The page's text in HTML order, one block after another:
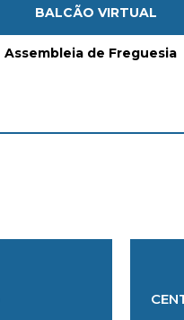
BALCÃO VIRTUAL
Assembleia de Freguesia